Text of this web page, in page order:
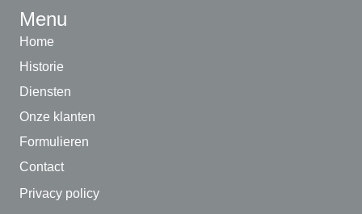
Menu
Home
Historie
Diensten
Onze klanten
Formulieren
Contact
Privacy policy